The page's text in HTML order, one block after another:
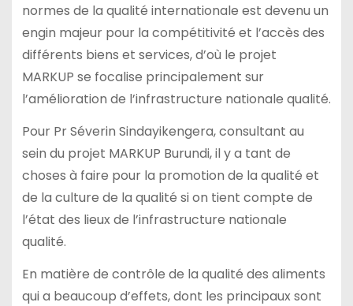
normes de la qualité internationale est devenu un
engin majeur pour la compétitivité et l’accès des
différents biens et services, d’où le projet
MARKUP se focalise principalement sur
l’amélioration de l’infrastructure nationale qualité.
Pour Pr Séverin Sindayikengera, consultant au
sein du projet MARKUP Burundi, il y a tant de
choses à faire pour la promotion de la qualité et
de la culture de la qualité si on tient compte de
l’état des lieux de l’infrastructure nationale
qualité.
En matière de contrôle de la qualité des aliments
qui a beaucoup d’effets, dont les principaux sont